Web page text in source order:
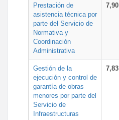
Prestación de
asistencia técnica por
parte del Servicio de
Normativa y
Coordinación
Administrativa
7,90
Gestión de la
ejecución y control de
garantía de obras
menores por parte del
Servicio de
Infraestructuras
7,83